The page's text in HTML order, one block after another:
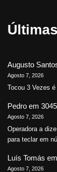
Augusto
Agosto 7, 2026
Tocou 3 Vezes
Pedro em
Agosto 7, 2026
Operadora a
para teclar em
Luís Tomás em
Agosto 7, 2026